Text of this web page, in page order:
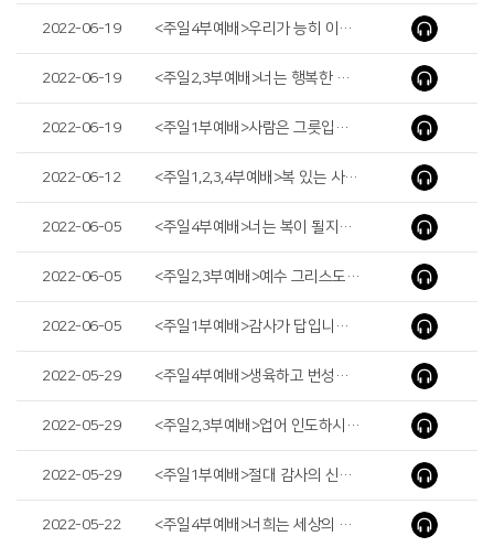
2022-06-19 <주일4부예배>우리가 능히 이기리라( We Will Surely Overcome It)
2022-06-19 <주일2,3부예배>너는 행복한 사람이로다( Blessed Are You )
2022-06-19 <주일1부예배>사람은 그릇입니다( People Are Utensils )
2022-06-12 <주일1,2,3,4부예배>복 있는 사람이 있어야 할 자리 ( A Place Where Blessed Man Should Be )
2022-06-05 <주일4부예배>너는 복이 될지라(You Will Be a Blessing)
2022-06-05 <주일2,3부예배>예수 그리스도, 보혈의 능력( Jesus Christ, the Power of the Precious Blood )
2022-06-05 <주일1부예배>감사가 답입니다( Thanksgiving ls the Answer )
2022-05-29 <주일4부예배>생육하고 번성하라(Be Fruiful and multiply)
2022-05-29 <주일2,3부예배>업어 인도하시는 하나님의 은혜( God’s Grace to Guide Me by Carrying Me on Eagle’s Wings )
2022-05-29 <주일1부예배>절대 감사의 신앙( The Faith of the Absolute Thanksgiving )
2022-05-22 <주일4부예배>너희는 세상의 빛이라(You Are the Light of the World)